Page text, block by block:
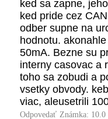
ked sa zapne,
ked pride cez
odber supne na
hodnotu.
50mA. Bezne su
interny casovac a
toho sa zobudi a
vsetky obvody.
viac, aleusetrili
Odpovedať Známka: 10.0